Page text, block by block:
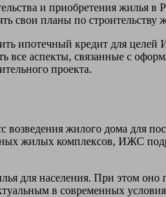
и приобретения жилья
свои планы по строительству
ипотечный кредит для
все аспекты, связанные с
проекта.
жилого дома для
жилых комплексов, ИЖС
населения. При этом оно
в современных